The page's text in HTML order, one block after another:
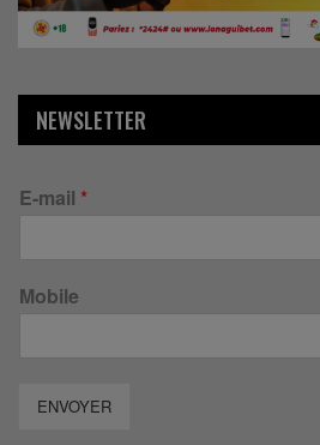
NEWSLETTER
E-mail *
Mobile
ENVOYER